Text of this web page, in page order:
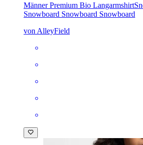
Männer Premium Bio Langarmshirt
Snowboard Snowboard Snowboard
von AlleyField